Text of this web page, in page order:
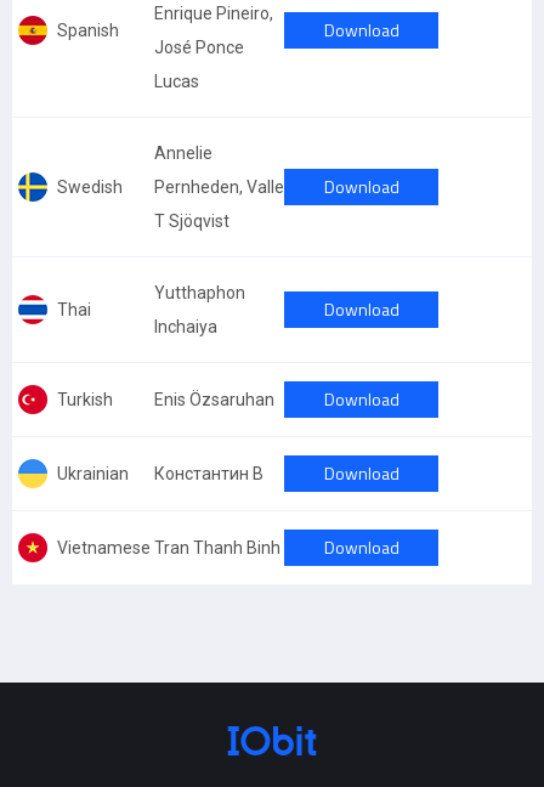
Spanish
Enrique Pineiro,
José Ponce
Lucas
Download
Swedish
Annelie
Pernheden, Valle
T Sjöqvist
Download
Thai
Yutthaphon
Inchaiya
Download
Turkish Enis Özsaruhan Download
Ukrainian Константин В Download
Vietnamese Tran Thanh Binh Download